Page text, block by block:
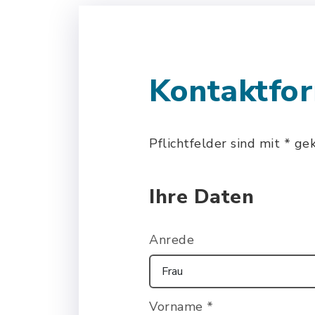
Pflichtfelder sind mit *
Ihre Daten
Anrede
Vorname *